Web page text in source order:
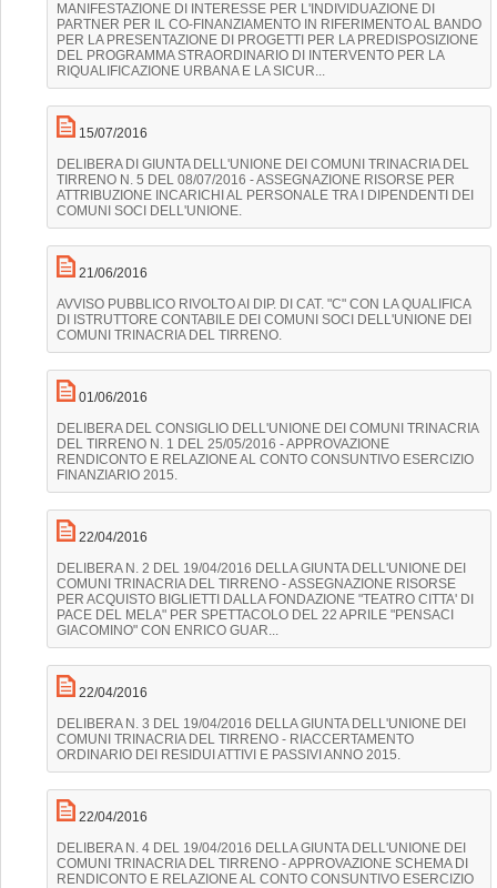
MANIFESTAZIONE DI INTERESSE PER L'INDIVIDUAZIONE DI
PARTNER PER IL CO-FINANZIAMENTO IN RIFERIMENTO AL BANDO
PER LA PRESENTAZIONE DI PROGETTI PER LA PREDISPOSIZIONE
DEL PROGRAMMA STRAORDINARIO DI INTERVENTO PER LA
RIQUALIFICAZIONE URBANA E LA SICUR...
15/07/2016
DELIBERA DI GIUNTA DELL'UNIONE DEI COMUNI TRINACRIA DEL
TIRRENO N. 5 DEL 08/07/2016 - ASSEGNAZIONE RISORSE PER
ATTRIBUZIONE INCARICHI AL PERSONALE TRA I DIPENDENTI DEI
COMUNI SOCI DELL'UNIONE.
21/06/2016
AVVISO PUBBLICO RIVOLTO AI DIP. DI CAT. "C" CON LA QUALIFICA
DI ISTRUTTORE CONTABILE DEI COMUNI SOCI DELL'UNIONE DEI
COMUNI TRINACRIA DEL TIRRENO.
01/06/2016
DELIBERA DEL CONSIGLIO DELL'UNIONE DEI COMUNI TRINACRIA
DEL TIRRENO N. 1 DEL 25/05/2016 - APPROVAZIONE
RENDICONTO E RELAZIONE AL CONTO CONSUNTIVO ESERCIZIO
FINANZIARIO 2015.
22/04/2016
DELIBERA N. 2 DEL 19/04/2016 DELLA GIUNTA DELL'UNIONE DEI
COMUNI TRINACRIA DEL TIRRENO - ASSEGNAZIONE RISORSE
PER ACQUISTO BIGLIETTI DALLA FONDAZIONE "TEATRO CITTA' DI
PACE DEL MELA" PER SPETTACOLO DEL 22 APRILE "PENSACI
GIACOMINO" CON ENRICO GUAR...
22/04/2016
DELIBERA N. 3 DEL 19/04/2016 DELLA GIUNTA DELL'UNIONE DEI
COMUNI TRINACRIA DEL TIRRENO - RIACCERTAMENTO
ORDINARIO DEI RESIDUI ATTIVI E PASSIVI ANNO 2015.
22/04/2016
DELIBERA N. 4 DEL 19/04/2016 DELLA GIUNTA DELL'UNIONE DEI
COMUNI TRINACRIA DEL TIRRENO - APPROVAZIONE SCHEMA DI
RENDICONTO E RELAZIONE AL CONTO CONSUNTIVO ESERCIZIO